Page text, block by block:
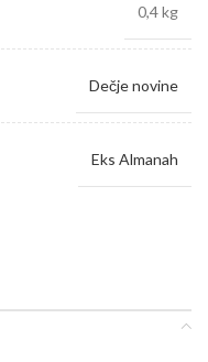
0,4 kg
Dečje novine
Eks Almanah